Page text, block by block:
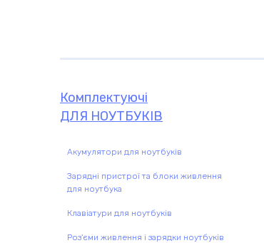
Комплектуючі
Комплектуючі
ДЛЯ НОУТБУКІВ
Акумулятори для ноутбуків
Зарядні пристрої та блоки живлення
для ноутбука
Клавіатури для ноутбуків
Роз'єми живлення і зарядки ноутбуків